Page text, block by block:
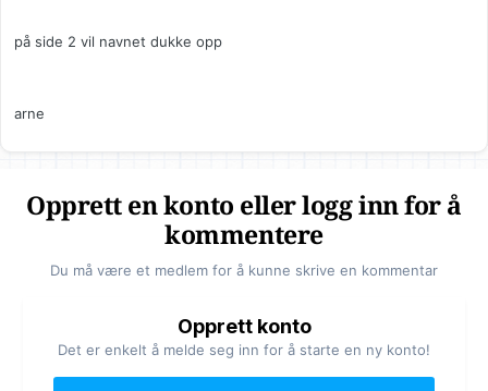
på side 2 vil navnet dukke opp
arne
Opprett en konto eller logg inn for å
kommentere
Du må være et medlem for å kunne skrive en kommentar
Opprett konto
Det er enkelt å melde seg inn for å starte en ny konto!